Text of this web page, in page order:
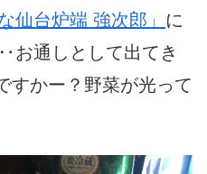
仙台炉端 強次郎」 に
お通しとして出てき
すかー？野菜が光って